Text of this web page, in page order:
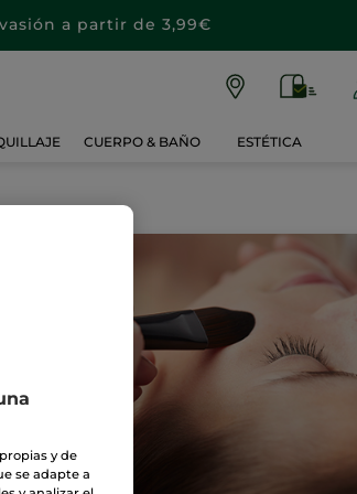
a partir de 3,99€
CUERPO & BAÑO ESTÉTICA
y de
se adapte a